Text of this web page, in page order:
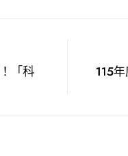
「科
115